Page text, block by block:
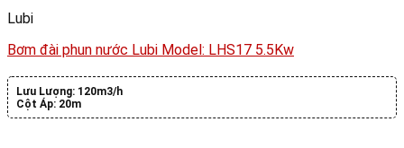
Lubi
Bơm đài phun nước Lubi Model: LHS17 5.5Kw
Lưu Lượng: 120m3/h
Cột Áp: 20m